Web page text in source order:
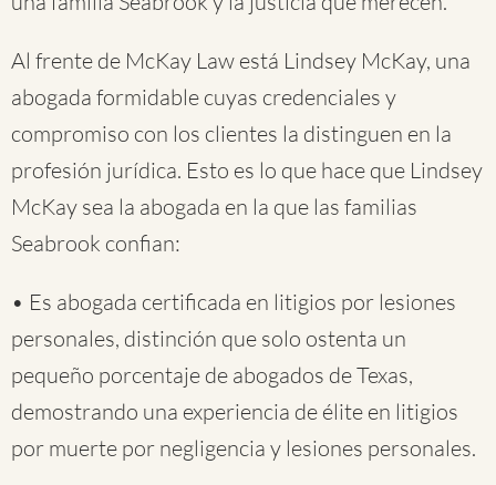
Al frente de McKay Law está Lindsey McKay, una
abogada formidable cuyas credenciales y
compromiso con los clientes la distinguen en la
profesión jurídica. Esto es lo que hace que Lindsey
McKay sea la abogada en la que las familias
Seabrook confian:
• Es abogada certificada en litigios por lesiones
personales, distinción que solo ostenta un
pequeño porcentaje de abogados de Texas,
demostrando una experiencia de élite en litigios
por muerte por negligencia y lesiones personales.